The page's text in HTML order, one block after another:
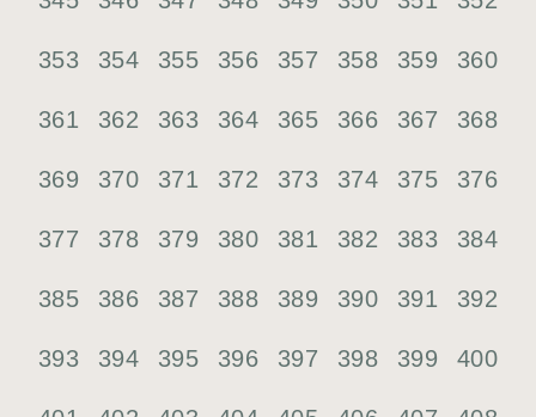
353 354 355 356 357 358 359 360
361 362 363 364 365 366 367 368
369 370 371 372 373 374 375 376
377 378 379 380 381 382 383 384
385 386 387 388 389 390 391 392
393 394 395 396 397 398 399 400